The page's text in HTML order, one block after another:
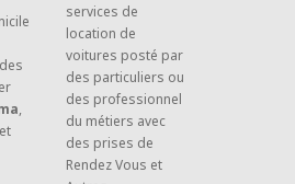
,
services de
location de
voitures posté par
des particuliers ou
des professionnel
du métiers avec
des prises de
Rendez Vous et